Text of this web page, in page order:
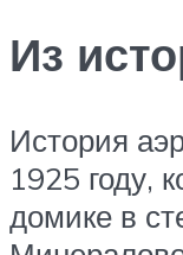
Из
История
1925 году,
домике в